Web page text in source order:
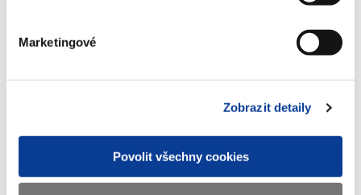
Marketingové
Zobrazit detaily
Povolit všechny cookies
00006947